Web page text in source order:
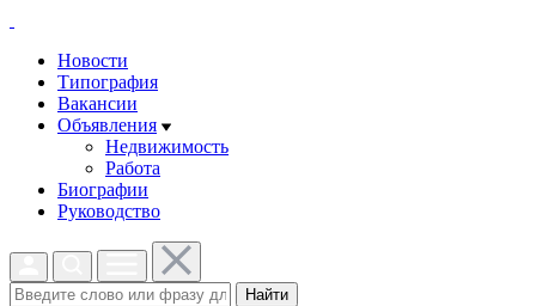
Новости
Типография
Вакансии
Объявления
Недвижимость
Работа
Биографии
Руководство
Найти